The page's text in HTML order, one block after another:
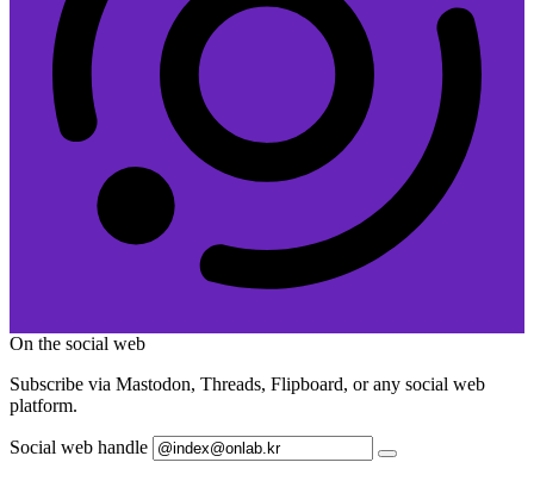
On the social web
Subscribe via Mastodon, Threads, Flipboard, or any social web
platform.
Social web handle